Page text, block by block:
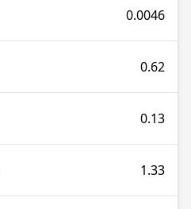
0.0046
0.62
0.13
1.33